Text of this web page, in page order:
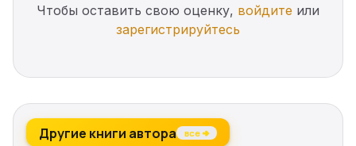
Чтобы оставить свою оценку, войдите или
зарегистрируйтесь
Другие книги автора все →